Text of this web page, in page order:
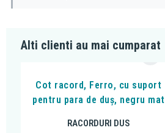
Alti clienti au mai cumparat
Cot racord, Ferro, cu suport
pentru para de duș, negru mat
RACORDURI DUS